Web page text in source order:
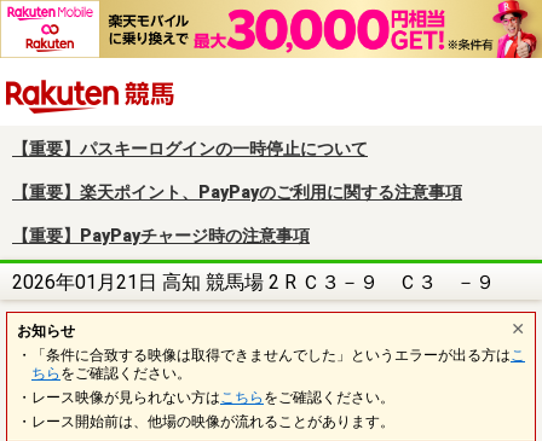
【重要】パスキーログインの一時停止について
【重要】楽天ポイント、PayPayのご利用に関する注意事項
【重要】PayPayチャージ時の注意事項
2026年01月21日 高知 競馬場 2 R Ｃ３－９ Ｃ３ －９
お知らせ
・「条件に合致する映像は取得できませんでした」というエラーが出る方は こ
ちら をご確認ください。
・レース映像が見られない方は こちら をご確認ください。
・レース開始前は、他場の映像が流れることがあります。